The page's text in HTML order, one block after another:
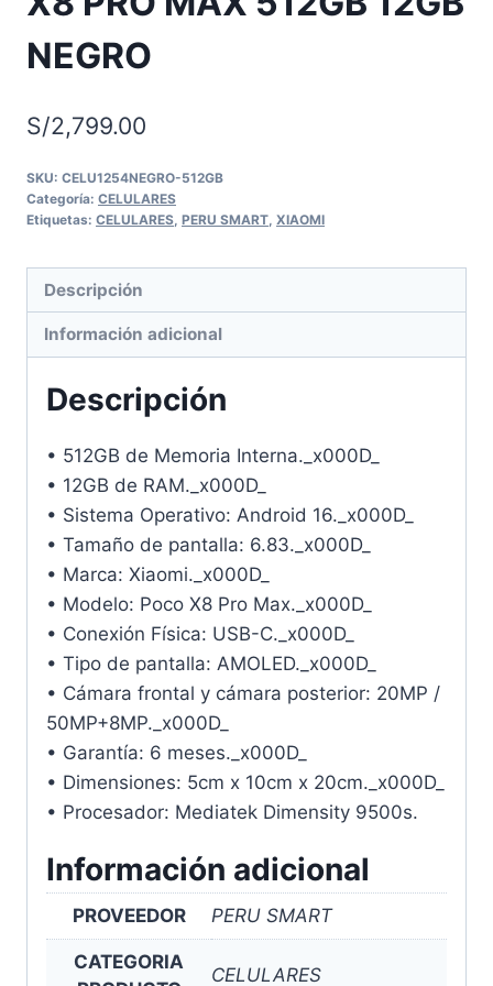
NEGRO
S/2,799.00
SKU: CELU1254NEGRO-512GB
Categoría: CELULARES
Etiquetas: CELULARES PERU SMART XIAOMI
Descripción
Información adicional
Descripción
• 512GB de Memoria Interna._x000D_
• 12GB de RAM._x000D_
• Sistema Operativo: Android 16._x000D_
• Tamaño de pantalla: 6.83._x000D_
• Marca: Xiaomi._x000D_
• Modelo: Poco X8 Pro Max._x000D_
• Conexión Física: USB-C._x000D_
• Tipo de pantalla: AMOLED._x000D_
• Cámara frontal y cámara posterior: 20MP /
50MP+8MP._x000D_
• Garantía: 6 meses._x000D_
• Dimensiones: 5cm x 10cm x 20cm._x000D_
• Procesador: Mediatek Dimensity 9500s.
Información adicional
PROVEEDOR PERU SMART
CATEGORIA
CELULARES